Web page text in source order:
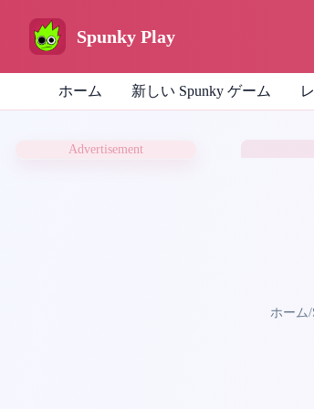
Spunky Play
ホーム 新しい Spunky ゲーム
Advertisement
ホーム/